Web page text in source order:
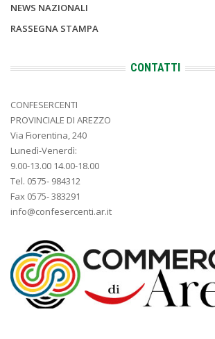
NEWS NAZIONALI
RASSEGNA STAMPA
CONTATTI
CONFESERCENTI
PROVINCIALE DI AREZZO
Via Fiorentina, 240
Lunedì-Venerdì:
9.00-13.00 14.00-18.00
Tel. 0575- 984312
Fax 0575- 383291
info@confesercenti.ar.it